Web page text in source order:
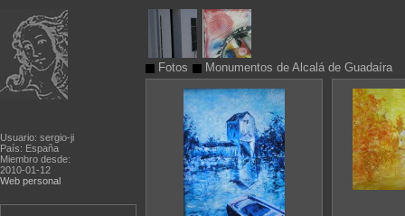
Usuario: sergio-ji
País: España
Miembro desde:
2010-01-12
Web personal
Fotos Monumentos de Alcalá de Guadaíra